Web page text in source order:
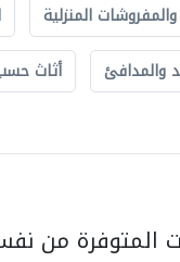
والمفروشات المنزلية
والمدافئ
أثاث
المتوفرة من